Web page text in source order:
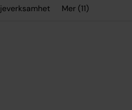
Mer (11)